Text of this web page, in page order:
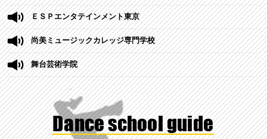
ＥＳＰエンタテインメント東京
尚美ミュージックカレッジ専門学校
舞台芸術学院